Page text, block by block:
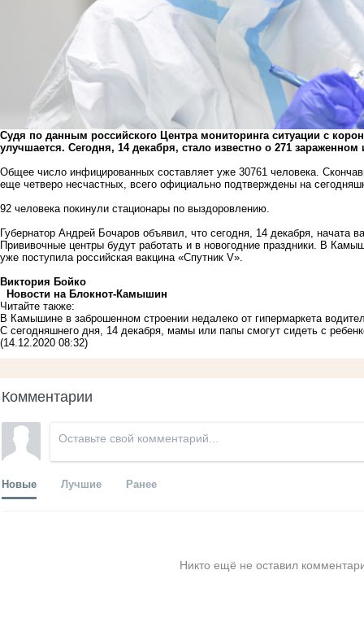
Судя по данным российского Центра мониторинга ситуации с
улучшается. Сегодня, 14 декабря, стало известно о 271
Общее число инфицированных составляет уже 30761 человека.
еще четверо несчастных, всего официально подтверждены на
92 человека покинули стационары по выздоровлению.
Губернатор Андрей Бочаров объявил, что сегодня, 14 декабря, начата
Прививочные центры будут работать и в новогодние праздники. В
уже поступила российская вакцина «Спутник V».
Виктория Бойко
Новости на Блoкнoт-Камышин
Читайте также:
В Камышине в заброшенном строении недалеко от гипермаркета
С сегодняшнего дня, 14 декабря, мамы или папы смогут сидеть с
(14.12.2020 08:32)
Комментарии
Новые Лучшие Ранее
Никто ещё не оставил